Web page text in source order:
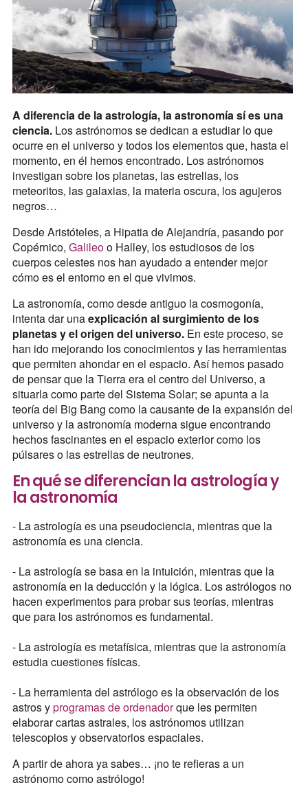
A diferencia de la astrología, la astronomía sí es una
ciencia.Los astrónomos se dedican a estudiar lo que
ocurre en el universo y todos los elementos que, hasta el
momento, en él hemos encontrado. Los astrónomos
investigan sobre los planetas, las estrellas, los
meteoritos, las galaxias, la materia oscura, los agujeros
negros…
Desde Aristóteles, a Hipatia de Alejandría, pasando por
Copérnico, Galileoo Halley, los estudiosos de los
cuerpos celestes nos han ayudado a entender mejor
cómo es el entorno en el que vivimos.
La astronomía, como desde antiguo la cosmogonía,
intenta dar unaexplicación al surgimiento de los
planetas y el origen del universo.En este proceso, se
han ido mejorando los conocimientos y las herramientas
que permiten ahondar en el espacio. Así hemos pasado
de pensar que la Tierra era el centro del Universo, a
situarla como parte del Sistema Solar; se apunta a la
teoría del Big Bang como la causante de la expansión del
universo y la astronomía moderna sigue encontrando
hechos fascinantes en el espacio exterior como los
púlsares o las estrellas de neutrones.
En qué se diferencian la astrología y
la astronomía
- La astrología es una pseudociencia, mientras que la
astronomía es una ciencia.
- La astrología se basa en la intuición, mientras que la
astronomía en la deducción y la lógica. Los astrólogos no
hacen experimentos para probar sus teorías, mientras
que para los astrónomos es fundamental.
- La astrología es metafísica, mientras que la astronomía
estudia cuestiones físicas.
- La herramienta del astrólogo es la observación de los
astros yprogramas de ordenadorque les permiten
elaborar cartas astrales, los astrónomos utilizan
telescopios y observatorios espaciales.
A partir de ahora ya sabes… ¡no te refieras a un
astrónomo como astrólogo!